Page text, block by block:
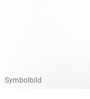
Symbolbild